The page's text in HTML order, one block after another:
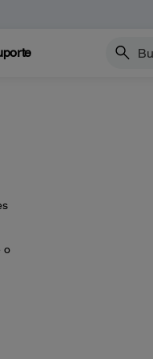
Buscar
o